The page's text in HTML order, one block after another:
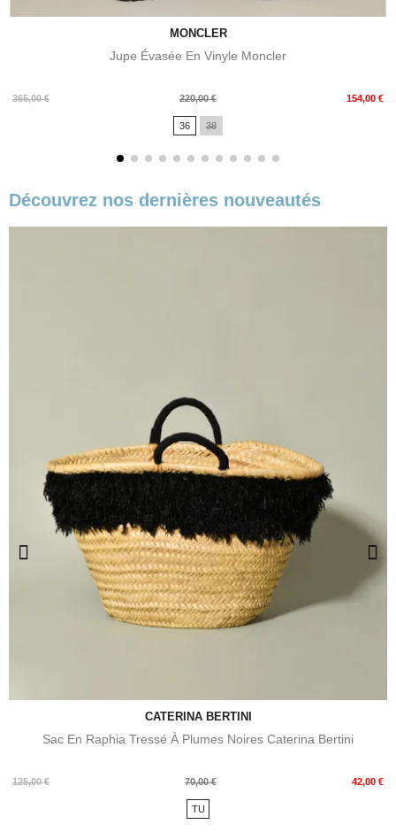
MONCLER
Jupe Évasée En Vinyle Moncler
365,00 €
Prix
220,00 € 154,00 €
Prix
36 38
Découvrez nos dernières nouveautés
CATERINA BERTINI
Sac En Raphia Tressé À Plumes Noires Caterina Bertini
125,00 €
Prix
70,00 € 42,00 €
Prix
TU